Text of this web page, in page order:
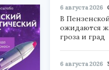
6 августа 2026
В
ожидаются
гроза и град
6 августа 2026